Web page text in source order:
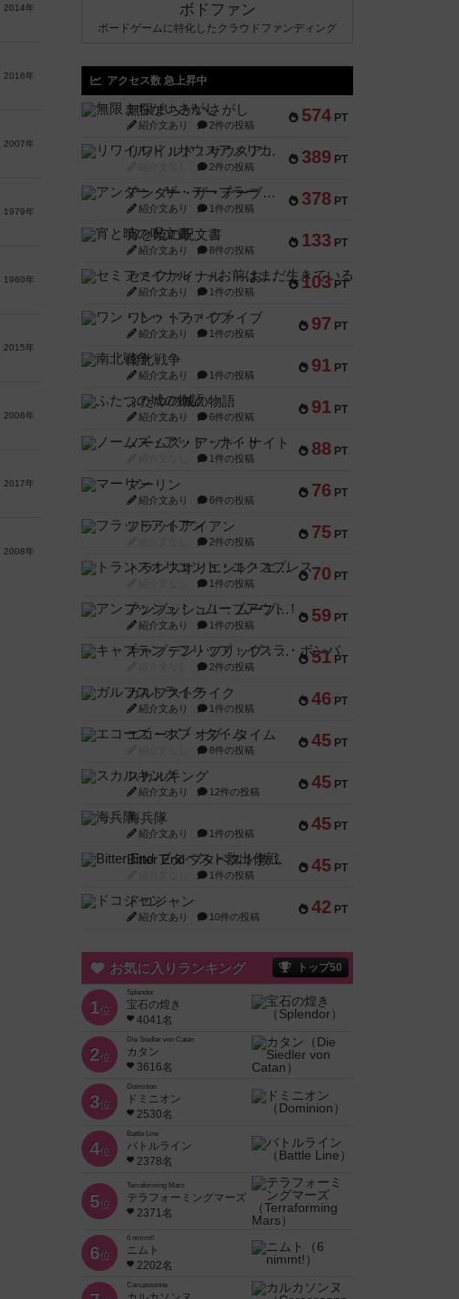
2014年
2016年
2007年
1979年
1960年
2015年
2006年
2017年
2008年
ボドファン
ボードゲームに特化したクラウドファンディング
アクセス数 急上昇中
574 PT
無限まちがいさがし
紹介文あり 2件の投稿
389 PT
リワイルド：サウスアメリカ
2件の投稿
378 PT
アンダー・ザ・テーブラー
紹介文あり 1件の投稿
133 PT
宵と暁の呪文書
紹介文あり 8件の投稿
103 PT
セミファイナル ～お前はまだ生きている～
紹介文あり 1件の投稿
97 PT
ワン・トゥ・ファイブ
紹介文あり 1件の投稿
91 PT
南北戦争
紹介文あり 1件の投稿
91 PT
ふたつの城の物語
紹介文あり 6件の投稿
88 PT
ノームズ・アット・ナイト
1件の投稿
76 PT
マーリン
紹介文あり 6件の投稿
75 PT
フラットアイアン
2件の投稿
70 PT
トランスオリエント・エクスプレス
1件の投稿
59 PT
アンブッシュ！：ムーブアウト！
紹介文あり 1件の投稿
51 PT
キャプテン・フリップ：イスラ・ボンバ
2件の投稿
46 PT
ガルフストライク
紹介文あり 1件の投稿
45 PT
エコーズ・オブ・タイム
8件の投稿
45 PT
スカルキング
紹介文あり 12件の投稿
45 PT
海兵隊
紹介文あり 1件の投稿
45 PT
Bitter End ブタペスト救出作戦
1件の投稿
42 PT
ドコジャン
紹介文あり 10件の投稿
お気に入りランキング トップ50
1位
Splendor
宝石の煌き
4041名
2位
Die Siedler von Catan
カタン
3616名
3位
Dominion
ドミニオン
2530名
4位
Battle Line
バトルライン
2378名
5位
Terraforming Mars
テラフォーミングマーズ
2371名
6位
6 nimmt!
ニムト
2202名
Carcassonne